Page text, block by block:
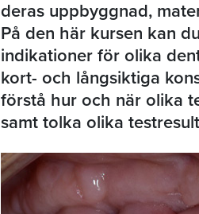
deras uppbyggnad,
På den här kursen kan
indikationer för olika
kort- och långsiktiga
förstå hur och när olika
samt tolka olika